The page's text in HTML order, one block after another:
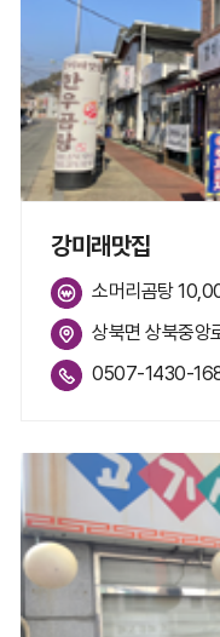
강미래맛집
소머리곰탕
상북면 상북중앙
0507-1430-